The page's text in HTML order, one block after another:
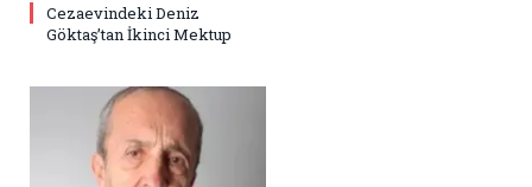
Cezaevindeki Deniz
Göktaş’tan İkinci Mektup